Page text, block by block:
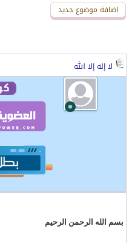
اضافة رد جديد
اضافة موضوع جديد
لا إله إلا الله
بسم الله الرحمن الرحيم